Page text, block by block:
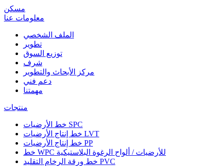
مسكن
معلومات عنا
الملف الشخصي
تطوير
توزيع السوق
شرف
مركز الأبحاث والتطوير
دعم فني
مهمتنا
منتجات
خط الأرضيات SPC
خط إنتاج الأرضيات LVT
خط إنتاج الأرضيات PP
خط WPC للأرضيات / ألواح الرغوة البلاستيكية
خط ورقة الرخام التقليد PVC